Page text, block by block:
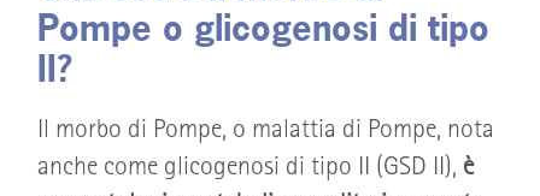
Pompe o glicogenosi di tipo
II?
Il morbo di Pompe, o malattia di Pompe, nota
anche come glicogenosi di tipo II (GSD II), è